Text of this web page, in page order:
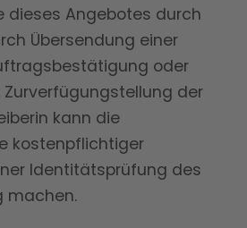
dieses Angebotes durch
Übersendung einer
oder
der
kann die
kostenpflichtiger
Identitätsprüfung des
machen.